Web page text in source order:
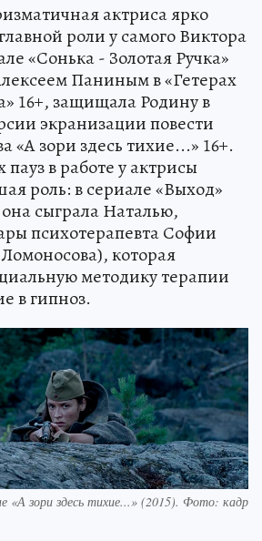
актриса ярко
роли у самого Виктора
«Сонька - Золотая Ручка»
Паниным в «Гетерах
16+, защищала Родину в
экранизации повести
«А зори здесь тихие...» 16+.
в работе у актрисы
роль: в сериале «Выход»
сыграла Наталью,
психотерапевта Софии
которая
методику терапии
в гипноз.
«А зори здесь тихие...» (2015). Фото: кадр